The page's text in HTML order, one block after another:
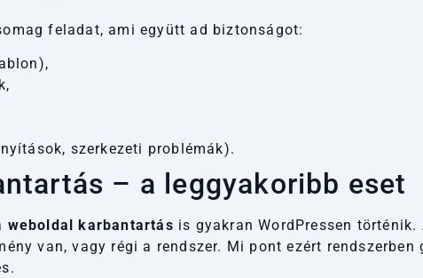
feladat, ami együtt ad biztonságot:
szerkezeti problémák).
– a leggyakoribb eset
weboldal karbantartás is gyakran WordPressen
van, vagy régi a rendszer. Mi pont ezért rendszerben